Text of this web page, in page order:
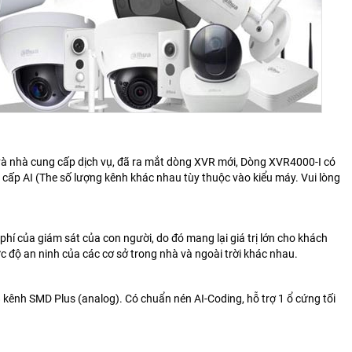
nhà cung cấp dịch vụ, đã ra mắt dòng XVR mới, Dòng XVR4000-I có
AI (Thesố lượng kênh khác nhau tùy thuộc vào kiểu máy. Vui lòng
của giám sát của con người, do đó mang lại giá trị lớn cho khách
độ an ninh của các cơ sở trong nhà và ngoài trời khác nhau.
SMD Plus (analog). Có chuẩn nén AI-Coding, hỗ trợ 1 ổ cứng tối